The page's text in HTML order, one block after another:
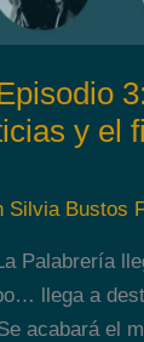
y el
Silvia Bustos
Palabrería
llega a
acabará el